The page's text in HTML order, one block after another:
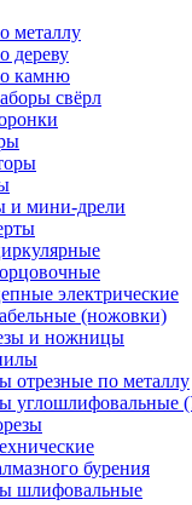
металлу
дереву
камню
свёрл
и мини-дрели
электрические
(ножовки)
и ножницы
по металлу
бурения
шлифовальные